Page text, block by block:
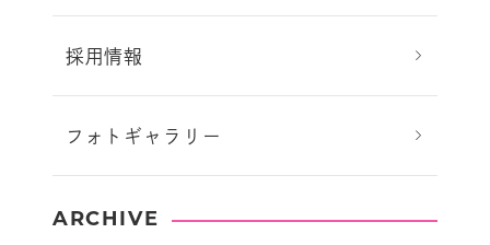
ARCHIVE
採用情報
フォトギャラリー